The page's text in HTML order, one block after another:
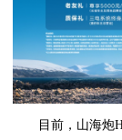
目前，山海炮